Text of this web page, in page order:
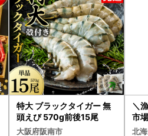
特大 ブラックタイガー 無
頭えび 570g前後15尾
大阪府阪南市
＼
市
貝
北